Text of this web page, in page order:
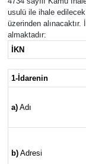
usulü ile ihale
üzerinden alınacaktır.
almaktadır:
İKN
1-İdarenin
a)Adı
b)Adresi
Dünya
RESMİ
Haber